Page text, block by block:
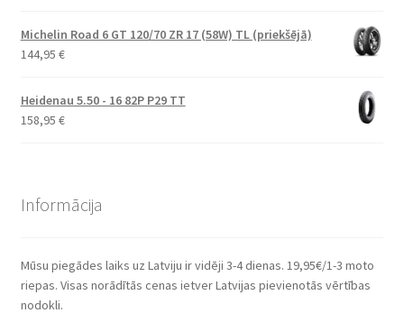
Michelin Road 6 GT 120/70 ZR 17 (58W) TL (priekšējā)
144,95 €
Heidenau 5.50 - 16 82P P29 TT
158,95 €
Informācija
Mūsu piegādes laiks uz Latviju ir vidēji 3-4 dienas. 19,95€/1-3 moto
riepas. Visas norādītās cenas ietver Latvijas pievienotās vērtības
nodokli.